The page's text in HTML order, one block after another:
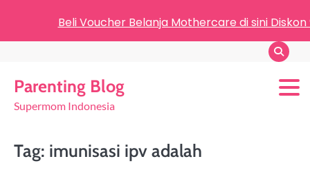
Parenting Blog
Supermom Indonesia
Tag: imunisasi ipv adalah
Beli Voucher Belanja Mothercare di sini Diskon